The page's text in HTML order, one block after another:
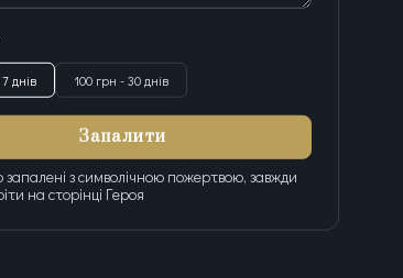
днів 100 грн - 30 днів
Запалити
запалені з символічною пожертвою, завжди
на сторінці Героя